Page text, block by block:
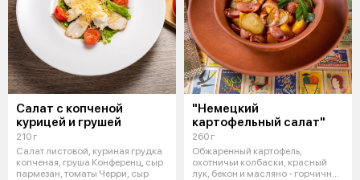
Салат с копченой
курицей и грушей
210 г
Салат листовой, куриная грудка
копченая, груша Конференц, сыр
пармезан, томаты Черри, сыр
"Немецкий
картофельный салат"
260 г
Обжаренный картофель,
охотничьи колбаски, красный
лук, бекон и масляно - горчичная